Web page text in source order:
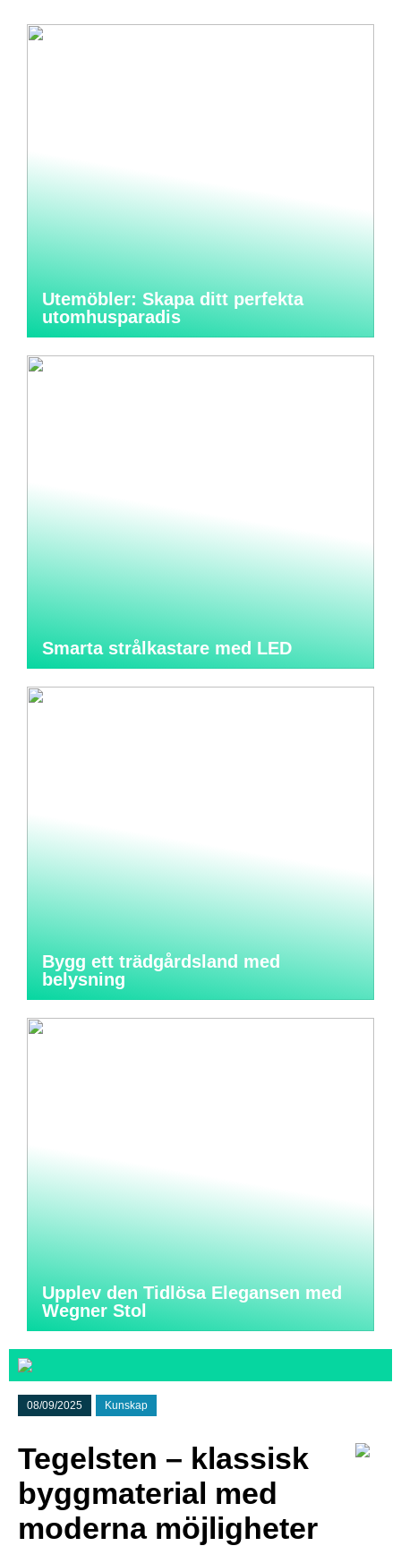
Utemöbler: Skapa ditt perfekta
utomhusparadis
Smarta strålkastare med LED
Bygg ett trädgårdsland med
belysning
Upplev den Tidlösa Elegansen med
Wegner Stol
08/09/2025 Kunskap
Tegelsten – klassisk
byggmaterial med
moderna möjligheter